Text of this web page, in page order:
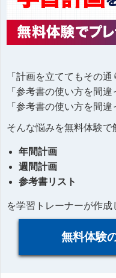
「計画を立ててもその通
「参考書の使い方を間違
「参考書の使い方を間違
そんな悩みを無料体験で
年間計画
週間計画
参考書リスト
を学習トレーナーが作成
無料体験